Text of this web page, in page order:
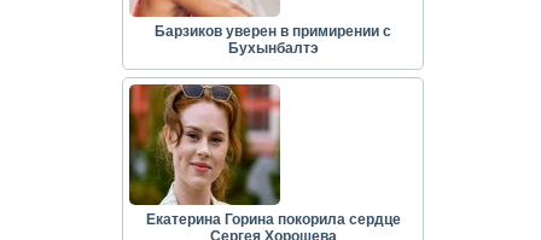
Барзиков уверен в примирении с
Бухынбалтэ
Екатерина Горина покорила сердце
Сергея Хорошева